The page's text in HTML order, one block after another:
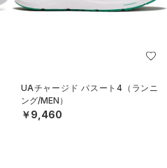
UAチャージド パスート4（ランニ
ング/MEN）
￥9,460